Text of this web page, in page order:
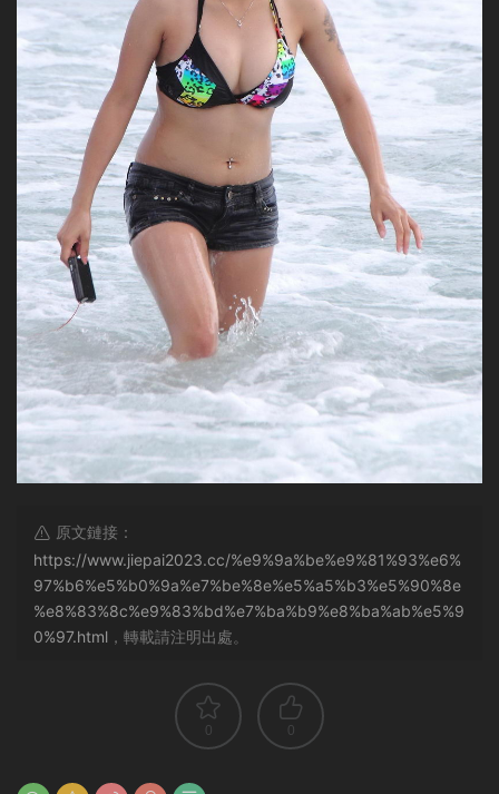
原文鏈接：
https://www.jiepai2023.cc/%e9%9a%be%e9%81%93%e6%
97%b6%e5%b0%9a%e7%be%8e%e5%a5%b3%e5%90%8e
%e8%83%8c%e9%83%bd%e7%ba%b9%e8%ba%ab%e5%9
0%97.html ，轉載請注明出處。
0 0